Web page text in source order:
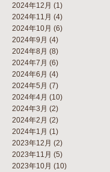
2024年12月 (1)
2024年11月 (4)
2024年10月 (6)
2024年9月 (4)
2024年8月 (8)
2024年7月 (6)
2024年6月 (4)
2024年5月 (7)
2024年4月 (10)
2024年3月 (2)
2024年2月 (2)
2024年1月 (1)
2023年12月 (2)
2023年11月 (5)
2023年10月 (10)